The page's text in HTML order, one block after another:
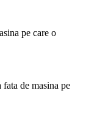
pe care o
de masina pe